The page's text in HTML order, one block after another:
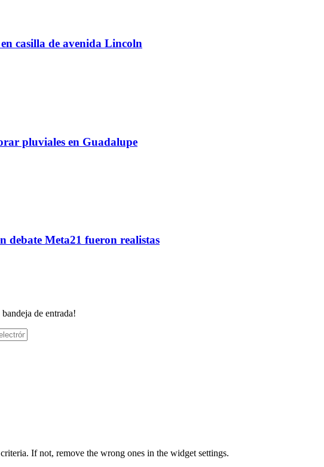
casilla de avenida Lincoln
pluviales en Guadalupe
debate Meta21 fueron realistas
de entrada!
If not, remove the wrong ones in the widget settings.